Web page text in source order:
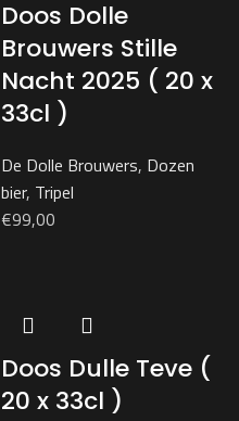
Doos Dolle
Brouwers Stille
Nacht 2025 ( 20 x
33cl )
De Dolle Brouwers, Dozen
bier, Tripel
€99,00
Doos Dulle Teve (
20 x 33cl )